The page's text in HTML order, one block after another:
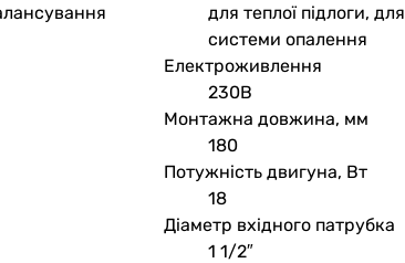
для теплої підлоги,
системи опалення
Електроживлення
230В
Монтажна довжина, мм
180
Потужність двигуна, Вт
18
Діаметр вхідного патрубка
1 1/2″